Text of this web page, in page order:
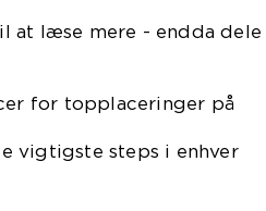
at læse mere - endda dele
for topplaceringer på
vigtigste steps i enhver